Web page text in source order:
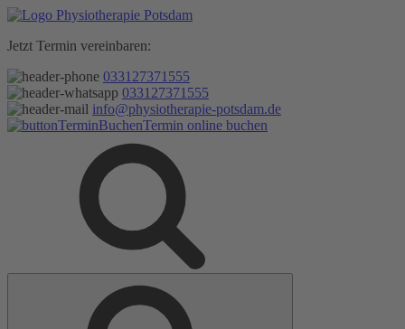
Zum
springen
Jetzt Termin vereinbaren:
033127371555
033127371555
info@physiotherapie-potsdam.de
Termin online buchen